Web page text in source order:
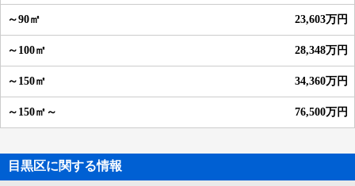
23,603万円
28,348万円
34,360万円
76,500万円
目黒区に関する情報